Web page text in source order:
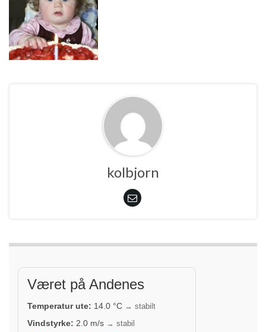
kolbjorn
Været på Andenes
Temperatur ute: 14.0 °C → stabilt
Vindstyrke: 2.0 m/s → stabil